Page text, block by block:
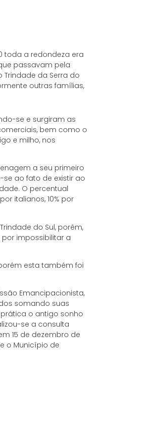
toda a redondeza era
passavam pela
da Serra do
outras famílias,
se e surgiram as
bem como o
e milho, nos
a seu primeiro
se ao fato de existir ao
O percentual
italianos, 10% por
do Sul, porém,
impossibilitar a
esta também foi
Emancipacionista,
somando suas
o antigo sonho
se a consulta
15 de dezembro de
o Município de